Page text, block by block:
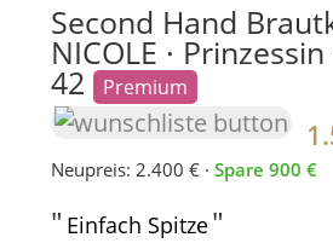
Second Hand
NICOLE · Prinzessin
42 Premium
Neupreis: 2.400 € ·Spare 900 €
" Einfach Spitze"